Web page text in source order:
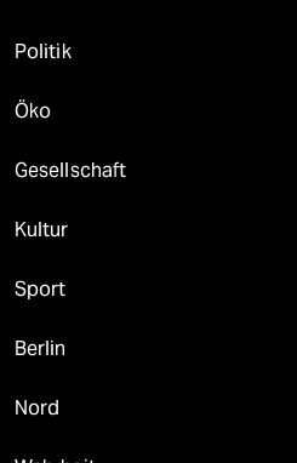
Politik
Öko
Gesellschaft
Kultur
Sport
Berlin
Nord